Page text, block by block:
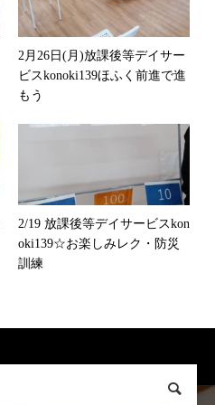
2月26日(月)放課後等デイサー
ビスkonoki139ほふく前進で進
もう
2/19 放課後等デイサービスkon
oki139☆お楽しみレク・防災
訓練